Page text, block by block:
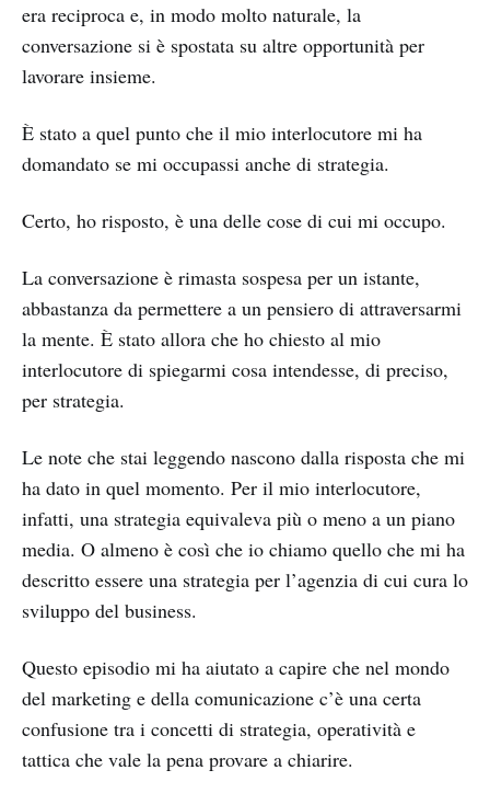
era reciproca e, in modo molto naturale, la
conversazione si è spostata su altre opportunità per
lavorare insieme.
È stato a quel punto che il mio interlocutore mi ha
domandato se mi occupassi anche di strategia.
Certo, ho risposto, è una delle cose di cui mi occupo.
La conversazione è rimasta sospesa per un istante,
abbastanza da permettere a un pensiero di attraversarmi
la mente. È stato allora che ho chiesto al mio
interlocutore di spiegarmi cosa intendesse, di preciso,
per strategia.
Le note che stai leggendo nascono dalla risposta che mi
ha dato in quel momento. Per il mio interlocutore,
infatti, una strategia equivaleva più o meno a un piano
media. O almeno è così che io chiamo quello che mi ha
descritto essere una strategia per l’agenzia di cui cura lo
sviluppo del business.
Questo episodio mi ha aiutato a capire che nel mondo
del marketing e della comunicazione c’è una certa
confusione tra i concetti di strategia, operatività e
tattica che vale la pena provare a chiarire.